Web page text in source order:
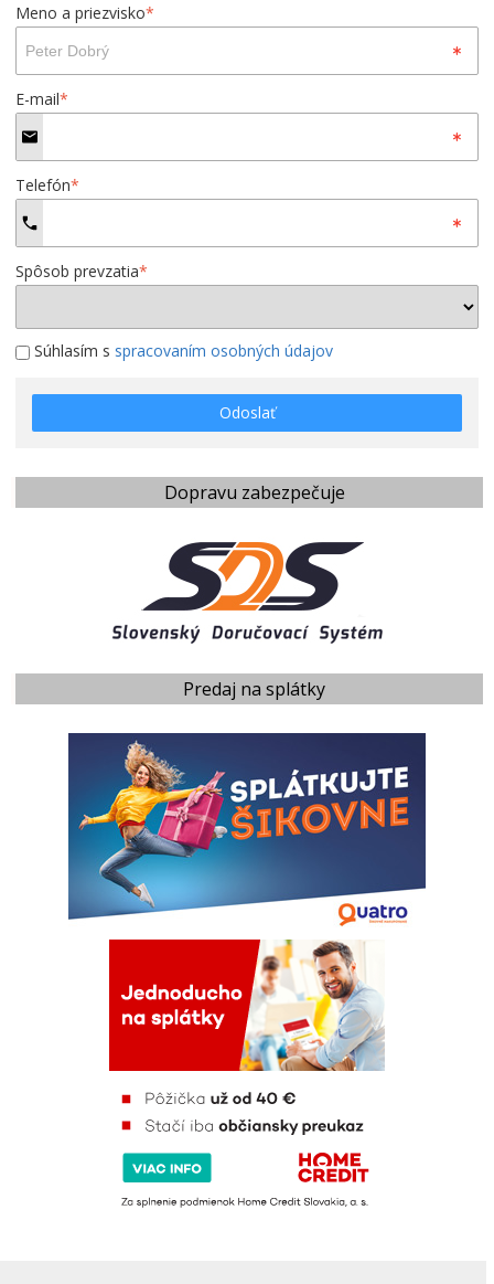
Meno a priezvisko*
E-mail*
Telefón*
Spôsob prevzatia*
Súhlasím s spracovaním osobných údajov
Odoslať
Dopravu zabezpečuje
Predaj na splátky